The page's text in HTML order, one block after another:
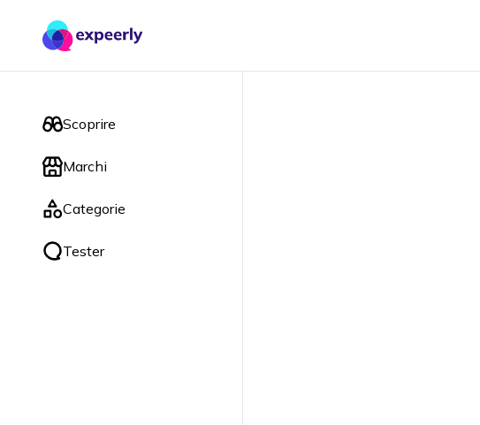
Scoprire
Marchi
Categorie
Tester